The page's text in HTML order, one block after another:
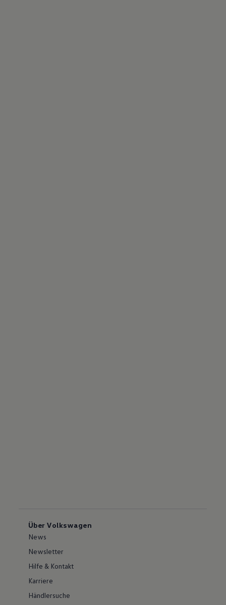
Über Volkswagen
News
Newsletter
Hilfe & Kontakt
Karriere
Händlersuche